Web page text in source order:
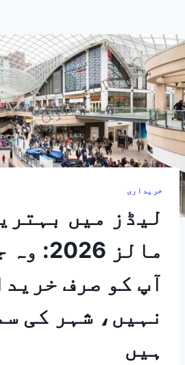
خریداری
لیڈز میں
مالز
آپ کو صرف
نہیں، شہر کی
ہیں